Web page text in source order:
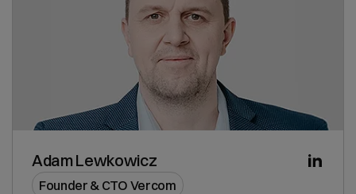
Adam Lewkowicz
Founder & CTO Vercom